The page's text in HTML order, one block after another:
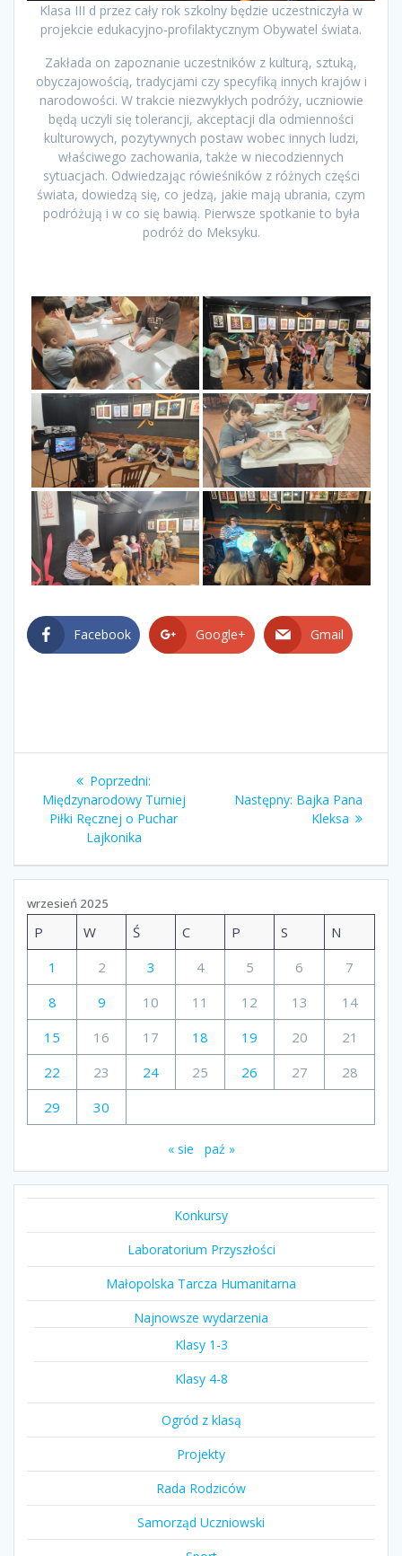
Klasa III d przez cały rok szkolny będzie uczestniczyła w
projekcie edukacyjno-profilaktycznym Obywatel świata.
Zakłada on zapoznanie uczestników z kulturą, sztuką,
obyczajowością, tradycjami czy specyfiką innych krajów i
narodowości. W trakcie niezwykłych podróży, uczniowie
będą uczyli się tolerancji, akceptacji dla odmienności
kulturowych, pozytywnych postaw wobec innych ludzi,
właściwego zachowania, także w niecodziennych
sytuacjach. Odwiedzając rówieśników z różnych części
świata, dowiedzą się, co jedzą, jakie mają ubrania, czym
podróżują i w co się bawią. Pierwsze spotkanie to była
podróż do Meksyku.
Facebook Google+ Gmail
Nawigacja
wpisu
Poprzedni:
wpis:
Międzynarodowy Turniej
Piłki Ręcznej o Puchar
Lajkonika
Następny: Następny
wpis:
Bajka Pana
Kleksa
wrzesień 2025
P W Ś C P S
N
1
2 3 4 5 6
7
8
9 10 11 12 13
14
15
16 17 18 19 20
21
22
23 24 25 26 27
28
29
30
« sie paź »
Konkursy
Laboratorium Przyszłości
Małopolska Tarcza Humanitarna
Najnowsze wydarzenia
Klasy 1-3
Klasy 4-8
Ogród z klasą
Projekty
Rada Rodziców
Samorząd Uczniowski